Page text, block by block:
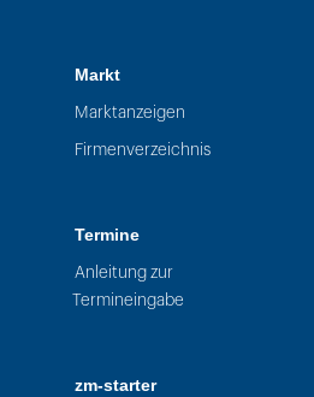
Markt
Marktanzeigen
Firmenverzeichnis
Termine
Anleitung zur
Termineingabe
zm-starter